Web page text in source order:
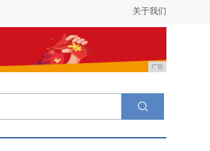
关于我们
广告